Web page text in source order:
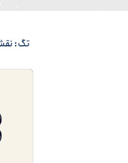
تگ: نقش